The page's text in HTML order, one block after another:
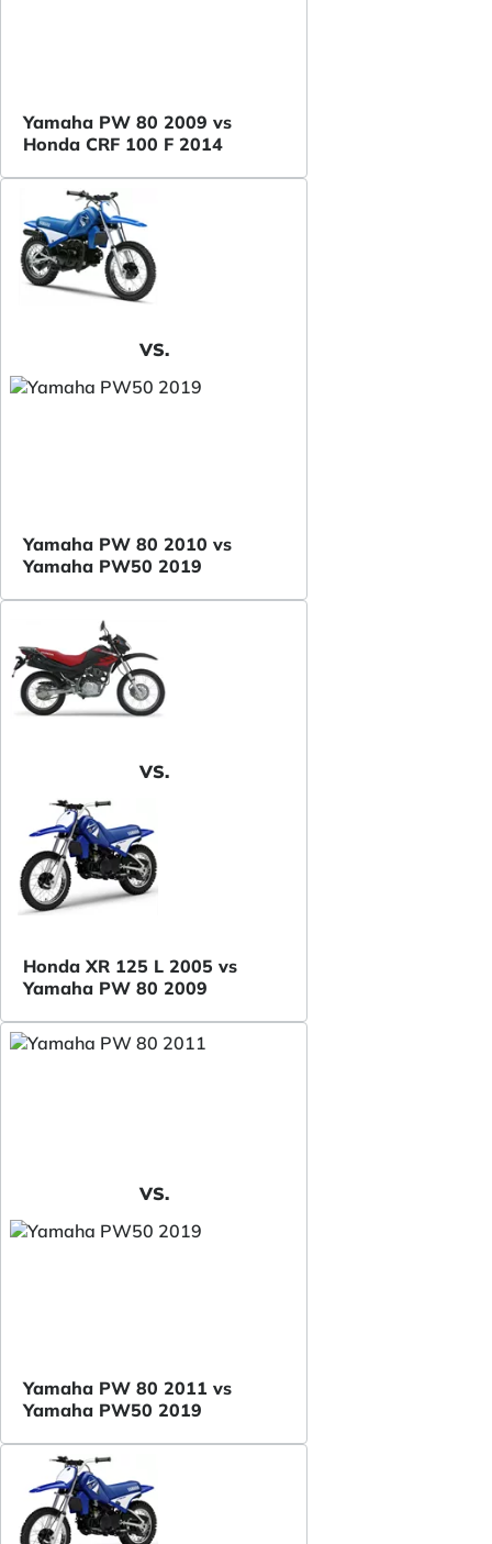
Yamaha PW 80 2009 vs
Honda CRF 100 F 2014
VS.
Yamaha PW 80 2010 vs
Yamaha PW50 2019
VS.
Honda XR 125 L 2005 vs
Yamaha PW 80 2009
VS.
Yamaha PW 80 2011 vs
Yamaha PW50 2019